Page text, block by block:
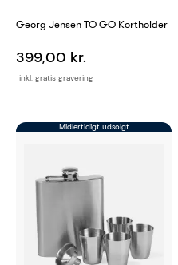
Georg Jensen TO GO Kortholder
inkl. gratis gravering
399,00 kr.
Midlertidigt udsolgt